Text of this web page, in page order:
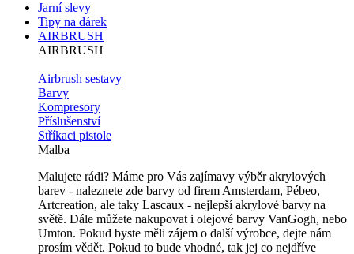
Jarní slevy
Tipy na dárek
AIRBRUSH
AIRBRUSH
Airbrush sestavy
Barvy
Kompresory
Příslušenství
Stříkaci pistole
Malba
Malujete rádi? Máme pro Vás zajímavy výběr akrylových
barev - naleznete zde barvy od firem Amsterdam, Pébeo,
Artcreation, ale taky Lascaux - nejlepší akrylové barvy na
světě. Dále můžete nakupovat i olejové barvy VanGogh, nebo
Umton. Pokud byste měli zájem o další výrobce, dejte nám
prosím vědět. Pokud to bude vhodné, tak jej co nejdříve